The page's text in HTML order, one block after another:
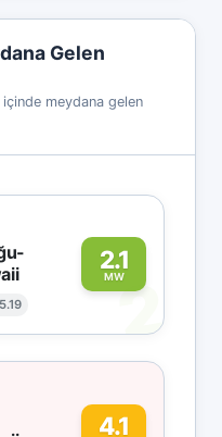
Gelen
meydana gelen
2.1
MW2
4.1